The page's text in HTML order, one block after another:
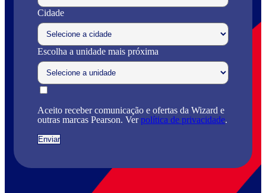
Cidade
Escolha a unidade mais próxima
Aceito receber comunicação e ofertas da Wizard e
outras marcas Pearson. Verpolítica de privacidade.